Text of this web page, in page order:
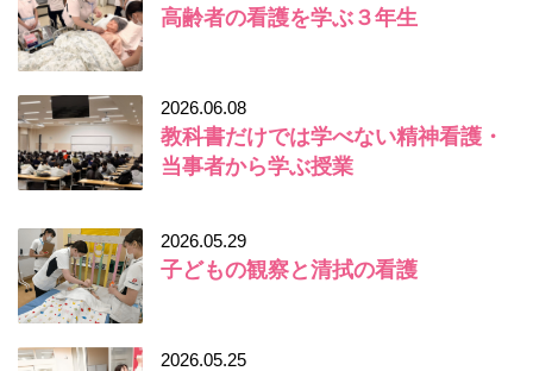
高齢者の看護を学ぶ３年生
2026.06.08
教科書だけでは学べない精神看護・
当事者から学ぶ授業
2026.05.29
子どもの観察と清拭の看護
2026.05.25